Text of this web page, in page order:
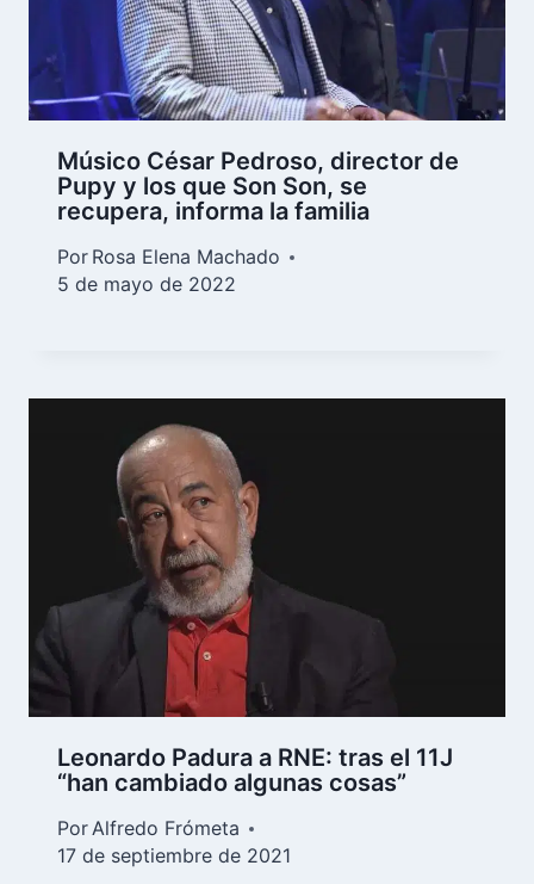
Músico César Pedroso, director de
Pupy y los que Son Son, se
recupera, informa la familia
Por Rosa Elena Machado
5 de mayo de 2022
Leonardo Padura a RNE: tras el 11J
“han cambiado algunas cosas”
PorAlfredo Frómeta
17 de septiembre de 2021